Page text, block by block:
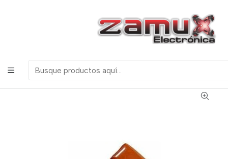
ELECTRONICOS, ROBOTICA & TECNOLOGIA
Resistencias y Condensadores
Poliester